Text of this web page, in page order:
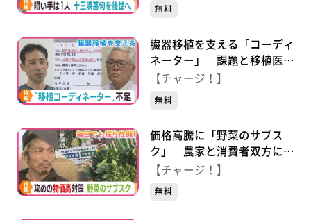
無料
臓器移植を支える「コーディ
ネーター」 課題と移植医療
の未来は
【チャージ！】
無料
価格高騰に「野菜のサブス
ク」 農家と消費者双方にメ
リット
【チャージ！】
無料